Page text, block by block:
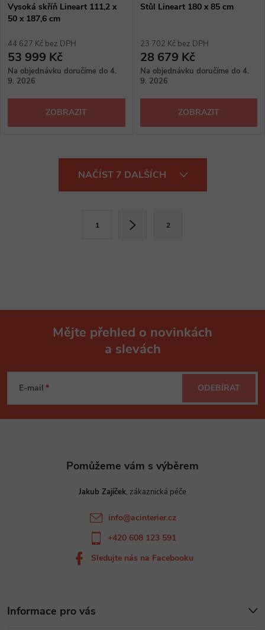
Vysoká skříň Lineart 111,2 x
50 x 187,6 cm
44 627 Kč bez DPH
53 999 Kč
Na objednávku doručíme do 4.
9. 2026
ZOBRAZIT
Stůl Lineart 180 x 85 cm
23 702 Kč bez DPH
28 679 Kč
Na objednávku doručíme do 4.
9. 2026
ZOBRAZIT
c
v
NAČÍST 7 DALŠÍCH
n
1 2
p
Mějte přehled o novinkách
a slevách
E-mail ODEBÍRAT
Informace pro vás
Jakub Zajíček
info@acinterier.cz
+420 608 123 591
Sledujte nás na Facebooku